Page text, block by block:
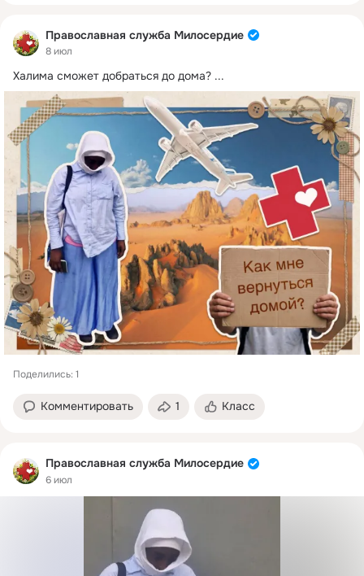
Православная служба Милосердие
8 июл
Халима сможет добраться до дома? ...
Поделились: 1
Комментировать 1 Класс
Православная служба Милосердие
6 июл